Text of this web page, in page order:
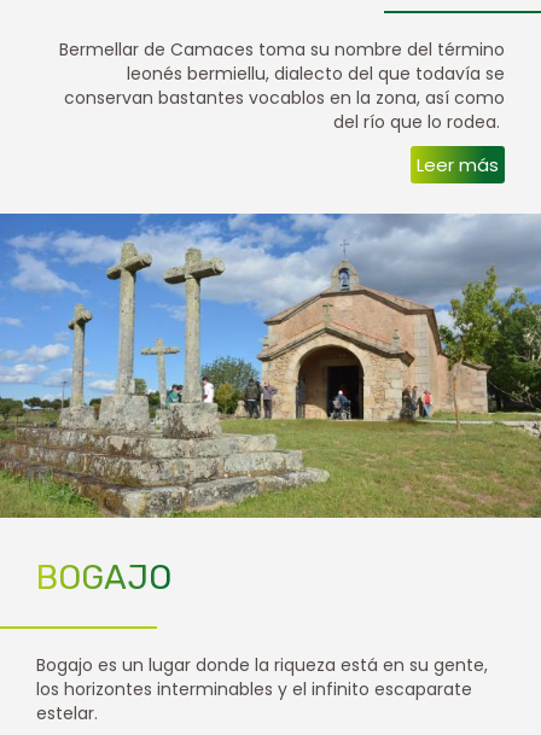
Bermellar de Camaces toma su nombre del término
leonés bermiellu, dialecto del que todavía se
conservan bastantes vocablos en la zona, así como
del río que lo rodea.
Leer más
BOGAJO
Bogajo es un lugar donde la riqueza está en su gente,
los horizontes interminables y el infinito escaparate
estelar.